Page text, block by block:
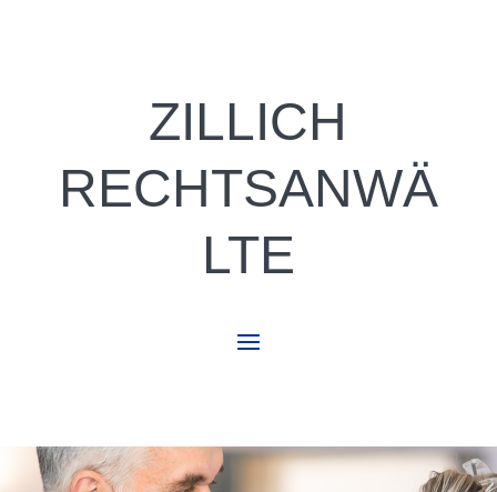
ZILLICH
RECHTSANWÄ
LTE